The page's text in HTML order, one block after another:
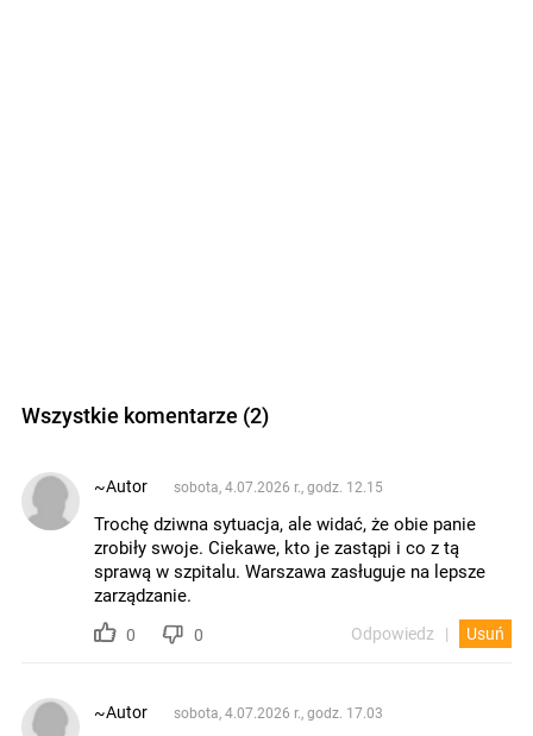
Wszystkie komentarze (2)
~Autor sobota, 4.07.2026 r., godz. 12.15
Trochę dziwna sytuacja, ale widać, że obie panie
zrobiły swoje. Ciekawe, kto je zastąpi i co z tą
sprawą w szpitalu. Warszawa zasługuje na lepsze
zarządzanie.
0 0 Odpowiedz Usuń
~Autor sobota, 4.07.2026 r., godz. 17.03